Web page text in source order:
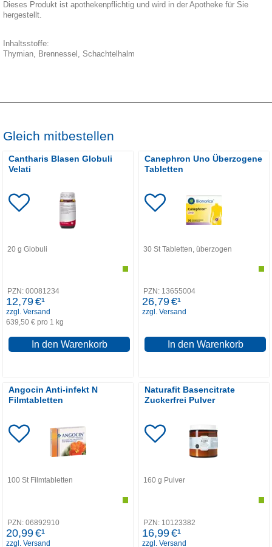
Dieses Produkt ist apothekenpflichtig und wird in der Apotheke für Sie
hergestellt.
Inhaltsstoffe:
Thymian, Brennessel, Schachtelhalm
Gleich mitbestellen
Cantharis Blasen Globuli
Velati
20 g Globuli
PZN: 00081234
12,79€¹
zzgl. Versand
639,50 € pro 1 kg
In den Warenkorb
Canephron Uno Überzogene
Tabletten
30 St Tabletten, überzogen
PZN: 13655004
26,79€¹
zzgl. Versand
In den Warenkorb
Angocin Anti-infekt N
Filmtabletten
100 St Filmtabletten
PZN: 06892910
20,99€¹
zzgl. Versand
Naturafit Basencitrate
Zuckerfrei Pulver
160 g Pulver
PZN: 10123382
16,99€¹
zzgl. Versand